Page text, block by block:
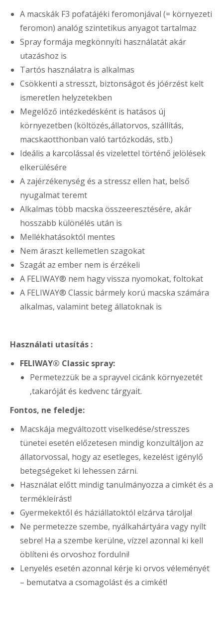
A macskák F3 pofatájéki feromonjával (= környezeti
feromon) analóg szintetikus anyagot tartalmaz
Spray formája megkönnyíti használatát akár
utazáshoz is
Tartós használatra is alkalmas
Csökkenti a stresszt, biztonságot és jóérzést kelt
ismeretlen helyzetekben
Megelőző intézkedésként is hatásos új
környezetben (költözés,állatorvos, szállítás,
macskaotthonban való tartózkodás, stb.)
Ideális a karcolással és vizelettel történő jelölések
elkerülésére
A zajérzékenység és a stressz ellen hat, belső
nyugalmat teremt
Alkalmas több macska összeeresztésére, akár
hosszabb különélés után is
Mellékhatásoktól mentes
Nem áraszt kellemetlen szagokat
Szagát az ember nem is érzékeli
A FELIWAY® nem hagy vissza nyomokat, foltokat
A FELIWAY® Classic bármely korú macska számára
alkalmas, valamint beteg állatoknak is
Használati utasítás :
FELIWAY® Classic spray:
Permetezzük be a sprayvel cicánk környezetét
,takaróját és kedvenc tárgyait.
Fontos, ne feledje:
Macskája megváltozott viselkedése/stresszes
tünetei esetén előzetesen mindig konzultáljon az
állatorvossal, hogy az esetleges, kezelést igénylő
betegségeket ki lehessen zárni.
Használat előtt mindig tanulmányozza a cimkét és a
termékleírást!
Gyermekektől és háziállatoktól elzárva tárolja!
Ne permetezze szembe, nyálkahártyára vagy nyílt
sebre! Ha a szembe kerülne, vízzel azonnal ki kell
öblíteni és orvoshoz fordulni!
Lenyelés esetén azonnal kérje ki orvos véleményét
– bemutatva a csomagolást és a cimkét!